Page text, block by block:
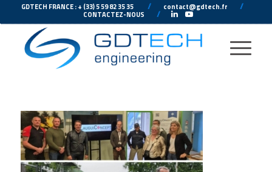
GDTECH FRANCE : + (33) 5 59 82 35 35 //--- contact@gdtech.fr //--
CONTACTEZ-NOUS ---// ---